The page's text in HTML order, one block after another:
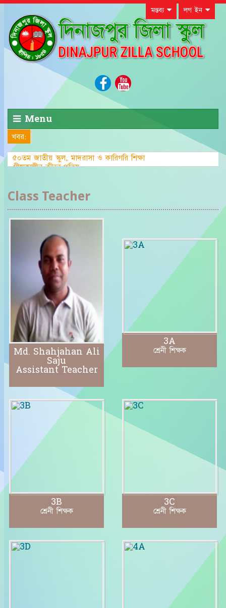
মন্তব্য লগ ইন
Menu
খবর:
৫০তম জাতীয় স্কুল, মাদরাসা ও কারিগরি শিক্ষা
গ্রীষ্মকালীন ক্রীড়া প্রতিযোগিতা-২০২৩ এ জেলা
Class Teacher
Md. Shahjahan Ali
Saju
Assistant Teacher
3A
শ্রেনী শিক্ষক
3B
শ্রেনী শিক্ষক
3C
শ্রেনী শিক্ষক